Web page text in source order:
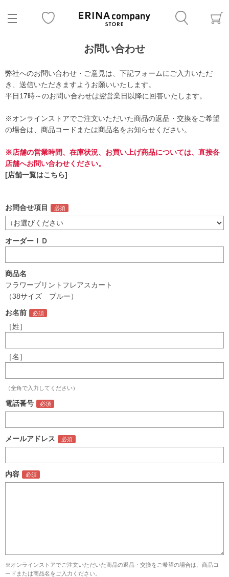
お問い合わせ
弊社へのお問い合わせ・ご意見は、下記フォームにご入力いただ
き、送信いただきますようお願いいたします。
平日17時～のお問い合わせは翌営業日以降に回答いたします。
※オンラインストアでご注文いただいた商品の返品・交換をご希望
の場合は、商品コードまたは商品名をお知らせください。
※店舗の営業時間、在庫状況、お買い上げ商品については、直接各
店舗へお問い合わせください。
[店舗一覧はこちら]
お問合せ項目
オーダーＩＤ
商品名
フラワープリントフレアスカート
（38サイズ ブルー）
お名前
［姓］
［名］
（全角で入力してください）
電話番号
メールアドレス
内容
※オンラインストアでご注文いただいた商品の返品・交換をご希望の場合は、商品コ
ードまたは商品名をご入力ください。